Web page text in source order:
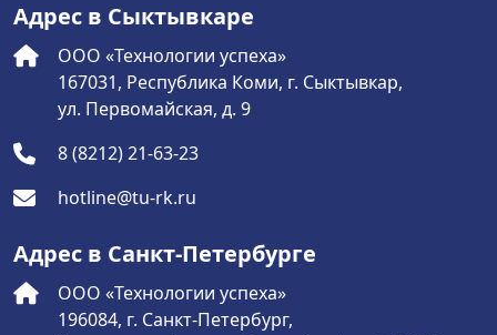
Адрес в Сыктывкаре
ООО «Технологии успеха»
167031, Республика Коми, г. Сыктывкар,
ул. Первомайская, д. 9
8 (8212) 21-63-23
hotline@tu-rk.ru
Адрес в Санкт-Петербурге
ООО «Технологии успеха»
196084, г. Санкт-Петербург,